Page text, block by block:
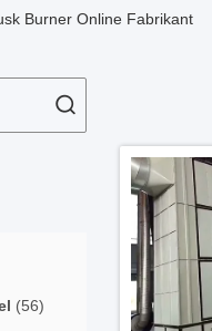
Burner Online Fabrikant
(56)